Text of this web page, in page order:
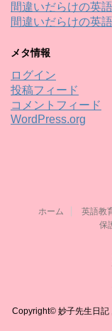
間違いだらけの英
間違いだらけの英
メタ情報
ログイン
投稿フィード
コメントフィード
WordPress.org
ホーム 英語教
保
Copyright© 妙子先生日